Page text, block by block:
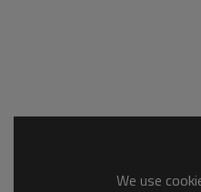
We use